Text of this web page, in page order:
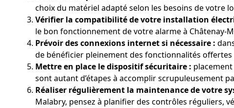
choix du matériel adapté selon les besoins de votre
Vérifier la compatibilité de votre installation
le bon fonctionnement de votre alarme à Châtenay-
Prévoir des connexions internet si nécessaire :
de bénéficier pleinement des fonctionnalités
Mettre en place le dispositif sécuritaire :
sont autant d’étapes à accomplir scrupuleusement
Réaliser régulièrement la maintenance de votre
Malabry, pensez à planifier des contrôles réguliers,